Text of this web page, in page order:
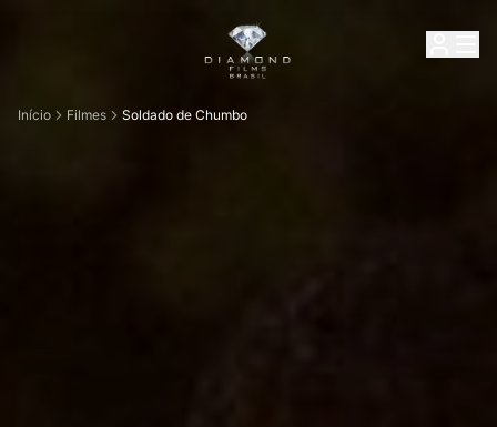
Início Filmes Soldado de Chumbo